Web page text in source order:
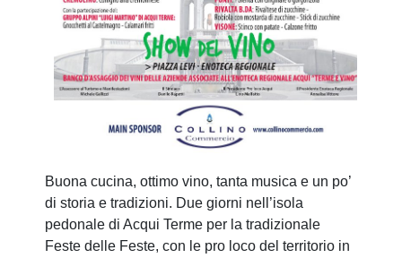
Buona cucina, ottimo vino, tanta musica e un po’
di storia e tradizioni. Due giorni nell’isola
pedonale di Acqui Terme per la tradizionale
Feste delle Feste, con le pro loco del territorio in